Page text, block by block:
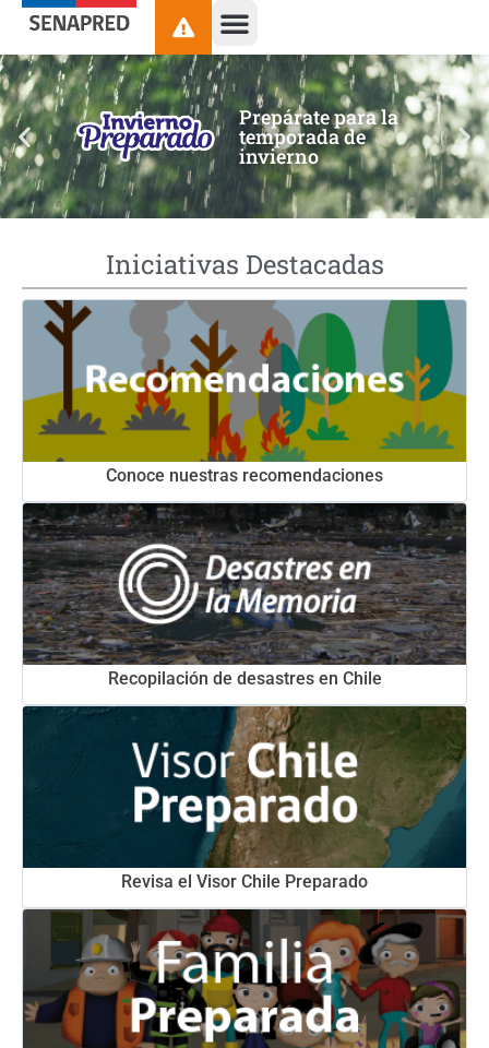
contenido
Prepárate para la
temporada de
invierno
Iniciativas Destacadas
Conoce nuestras recomendaciones
Recopilación de desastres en Chile
Revisa el Visor Chile Preparado